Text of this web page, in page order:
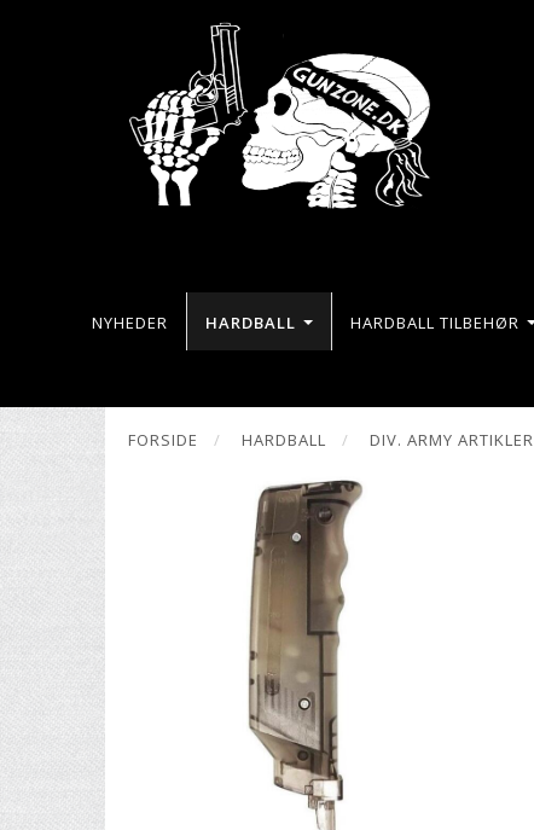
NYHEDER HARDBALL HARDBALL TILBEHØR
FORSIDE HARDBALL DIV. ARMY ARTIKLER